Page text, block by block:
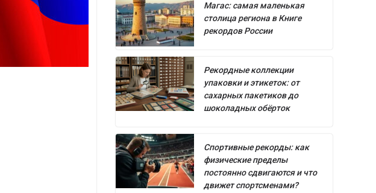
Магас: самая маленькая
столица региона в Книге
рекордов России
Рекордные коллекции
упаковки и этикеток: от
сахарных пакетиков до
шоколадных обёрток
Спортивные рекорды: как
физические пределы
постоянно сдвигаются и что
движет спортсменами?